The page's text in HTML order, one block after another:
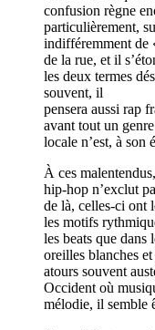
confusion règne
particulièrement,
indifféremment de
de la rue, et il
les deux termes
souvent, il
pensera aussi rap
avant tout un
locale n’est, à son
À ces
hip-hop n’exclut
de là, celles-ci ont
les motifs
les beats que dans
oreilles blanches et
atours souvent
Occident où
mélodie, il semble